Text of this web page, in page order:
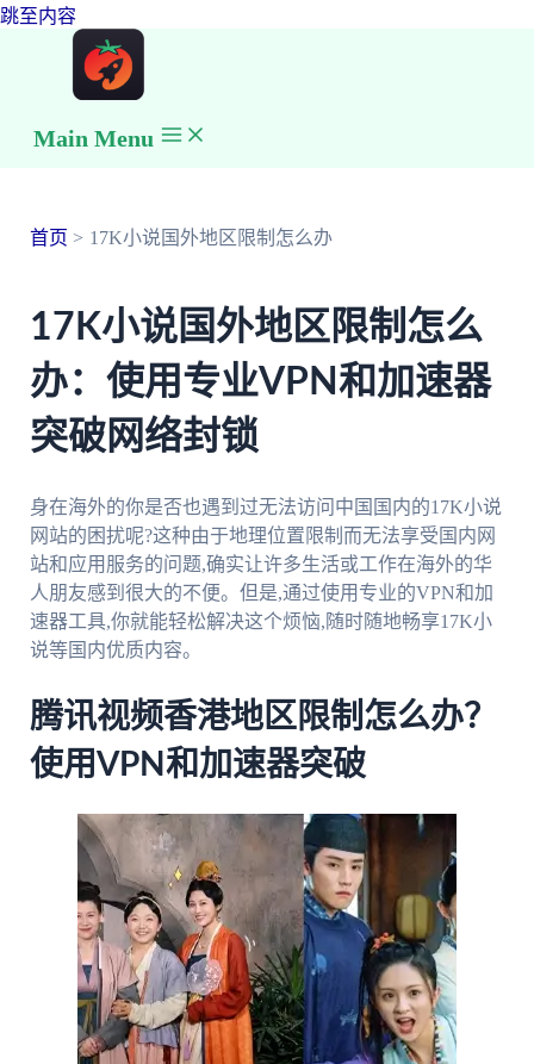
跳至内容
Main Menu
首页 17K小说国外地区限制怎么办
17K小说国外地区限制怎么
办：使用专业VPN和加速器
突破网络封锁
身在海外的你是否也遇到过无法访问中国国内的17K小说
网站的困扰呢?这种由于地理位置限制而无法享受国内网
站和应用服务的问题,确实让许多生活或工作在海外的华
人朋友感到很大的不便。但是,通过使用专业的VPN和加
速器工具,你就能轻松解决这个烦恼,随时随地畅享17K小
说等国内优质内容。
腾讯视频香港地区限制怎么办？
使用VPN和加速器突破